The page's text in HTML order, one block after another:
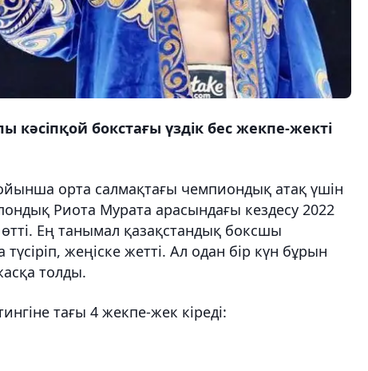
бокстағы үздік бес жекпе-жекті
орта салмақтағы чемпиондық атақ үшін
Риота Мурата арасындағы кездесу 2022
Ең танымал қазақстандық боксшы
жеңіске жетті. Ал одан бір күн бұрын
толды.
тағы 4 жекпе-жек кіреді: